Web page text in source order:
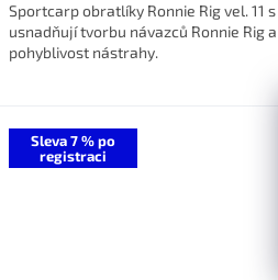
Sportcarp obratlíky Ronnie Rig vel. 11
usnadňují tvorbu návazců Ronnie Rig
pohyblivost nástrahy.
Sleva 7 % po
registraci